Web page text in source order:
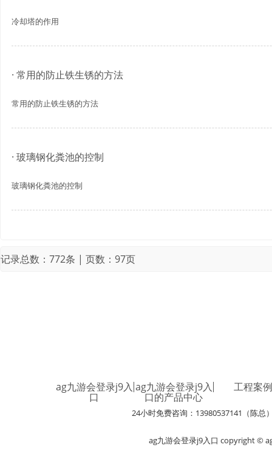
冷却塔的作用
· 常用的防止铁生锈的方法
常用的防止铁生锈的方法
· 玻璃钢化粪池的控制
玻璃钢化粪池的控制
记录总数：772条 | 页数：97页
ag九游会登录j9入
口
ag九游会登录j9入
口的产品中心
工程案例
24小时免费咨询：13980537141（陈总
ag九游会登录j9入口 copyright ©